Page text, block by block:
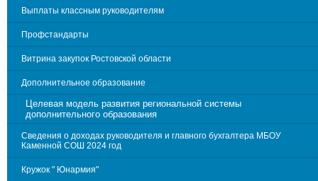
Выплаты классным руководителям
Профстандарты
Витрина закупок Ростовской области
Дополнительное образование
Целевая модель развития региональной системы
дополнительного образования
Сведения о доходах руководителя и главного бухгалтера МБОУ
Каменной СОШ 2024 год
Кружок " Юнармия"